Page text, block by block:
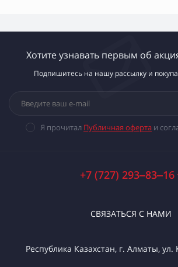
Хотите узнавать первым об
Подпишитесь на нашу рассылку и
Я прочитал Публичная оферта и
+7 (727) 293‒83‒16
СВЯЗАТЬСЯ С НАМИ
Республика Казахстан, г. Алматы, ул.